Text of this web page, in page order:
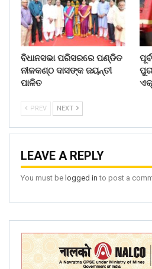
ବିଧାନସଭା ପରିସରରେ ପଣ୍ଡିତ
ନୀଳକଣ୍ଠ ଦାସଙ୍କ ଜୟନ୍ତୀ
ପାଳିତ
PREV NEXT
LEAVE A REPLY
You must be logged in to post a